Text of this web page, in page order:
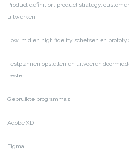
Product definition, product strategy,
uitwerken
Low, mid en high fidelity schetsen en
Testplannen opstellen en uitvoeren
Testen
Gebruikte programma’s:
Adobe XD
Figma